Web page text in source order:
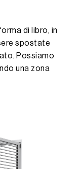
di libro, in
spostate
Possiamo
una zona